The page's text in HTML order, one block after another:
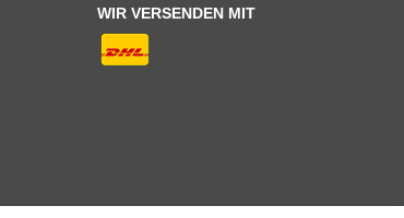
WIR VERSENDEN MIT